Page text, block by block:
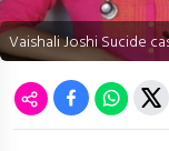
Vaishali Joshi Sucide